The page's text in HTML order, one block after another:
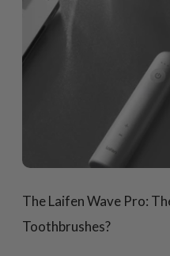
The Laifen Wave Pro:
Toothbrushes?